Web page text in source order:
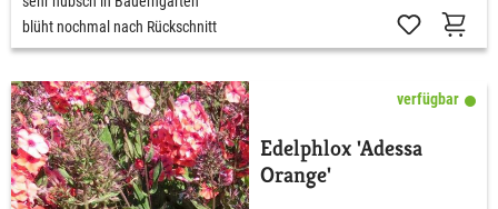
blüht nochmal nach Rückschnitt
verfügbar
Edelphlox 'Adessa
Orange'